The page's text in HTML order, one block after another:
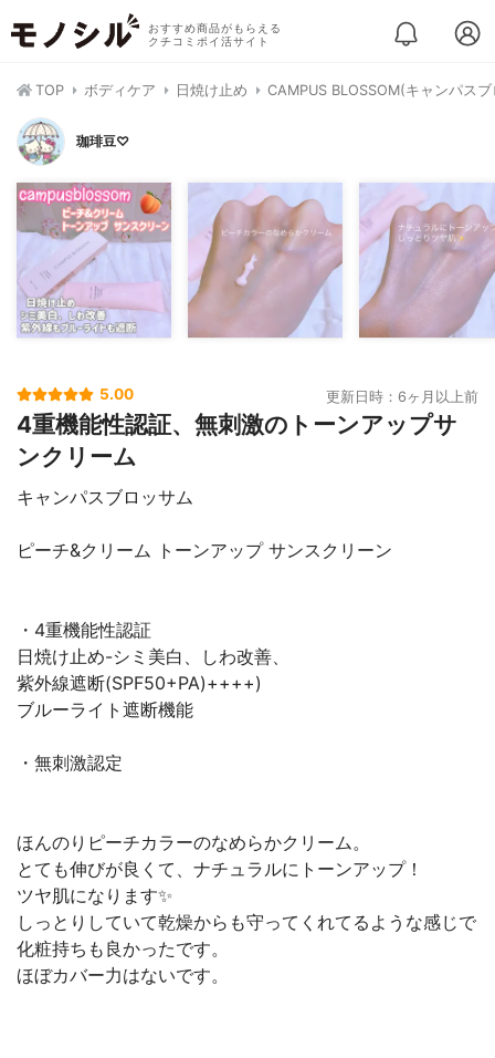
おすすめ商品がもらえる
クチコミポイ活サイト
TOP ボディケア 日焼け止め CAMPUS BLOSSOM(キャンパス
珈琲豆♡
5.00 更新日時：6ヶ月以上前
4重機能性認証、無刺激のトーンアップサ
ンクリーム
キャンパスブロッサム
ピーチ&クリーム トーンアップ サンスクリーン
・4重機能性認証
日焼け止め-シミ美白、しわ改善、
紫外線遮断(SPF50+PA)++++)
ブルーライト遮断機能
・無刺激認定
ほんのりピーチカラーのなめらかクリーム。
とても伸びが良くて、ナチュラルにトーンアップ！
ツヤ肌になります✨
しっとりしていて乾燥からも守ってくれてるような感じで
化粧持ちも良かったです。
ほぼカバー力はないです。